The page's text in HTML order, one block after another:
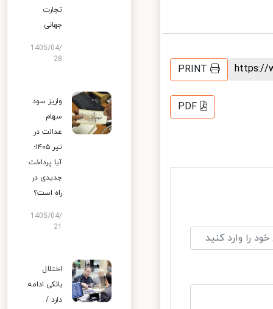
PRINT
PDF
تجارت
جهانی
1405/04/
28
واریز سود
سهام
عدالت در
تیر ۱۴۰۵؛
آیا پرداخت
جدیدی در
راه است؟
1405/04/
اختلال
بانکی ادامه
دارد /